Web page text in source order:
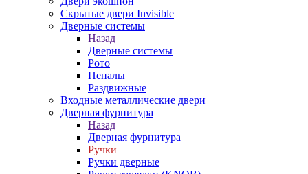
Скрытые двери Invisible
Дверные системы
Назад
Дверные системы
Рото
Пеналы
Раздвижные
Входные металлические двери
Дверная фурнитура
Назад
Дверная фурнитура
Ручки
Ручки дверные